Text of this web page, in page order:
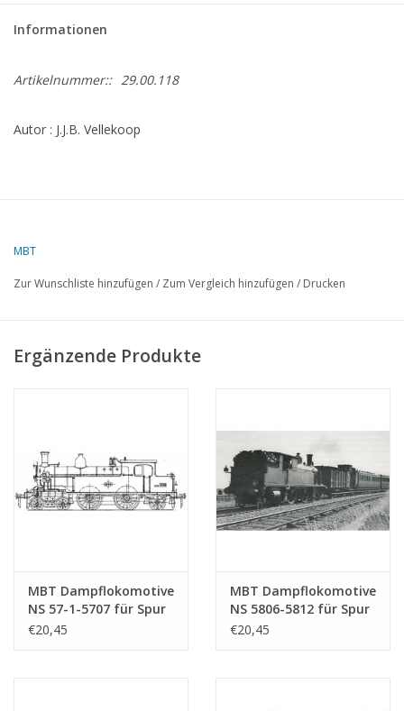
Informationen
Artikelnummer:: 29.00.118
Autor : J.J.B. Vellekoop
MBT
Zur Wunschliste hinzufügen / Zum Vergleich hinzufügen / Drucken
Ergänzende Produkte
MBT Dampflokomotive
NS 57-1-5707 für Spur
0 - Bauzeichnung
€20,45
MBT Dampflokomotive
NS 5806-5812 für Spur
0 - Bauzeichnung
€20,45